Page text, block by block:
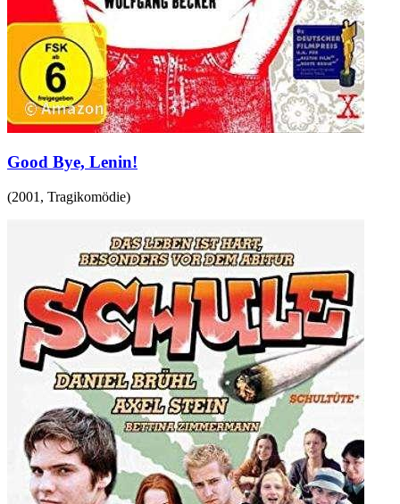
Good Bye, Lenin!
(2001 , Tragikomödie)